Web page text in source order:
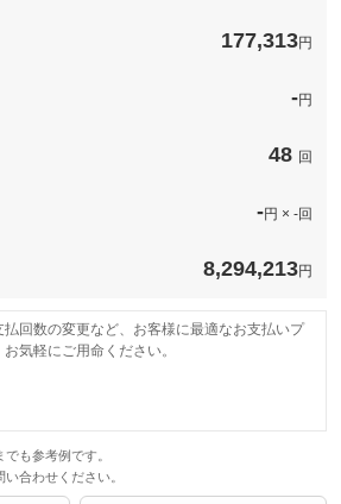
177,313円
-円
48 回
-円 × -回
8,294,213円
回数の変更など、お客様に最適なお支払いプ
気軽にご用命ください。
も参考例です。
合わせください。